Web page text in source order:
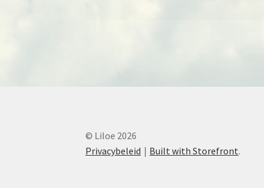
© Liloe 2026
Privacybeleid
Built with Storefront.